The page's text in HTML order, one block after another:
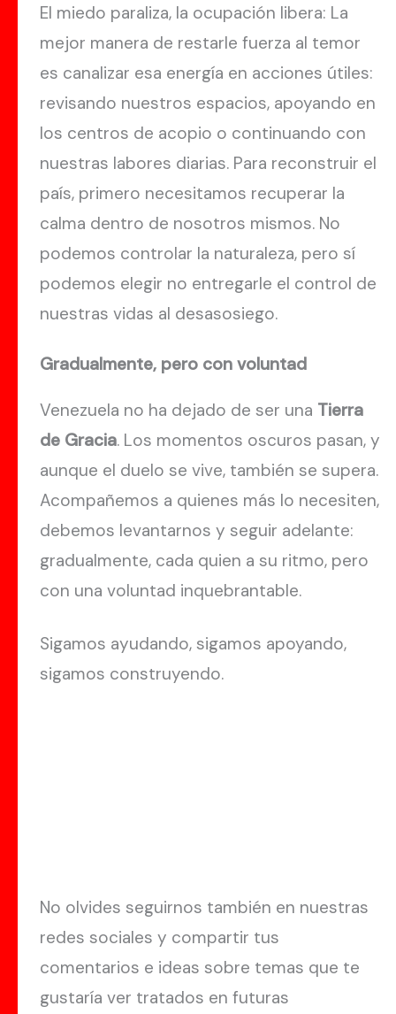
El miedo paraliza, la ocupación libera: La
mejor manera de restarle fuerza al temor
es canalizar esa energía en acciones útiles:
revisando nuestros espacios, apoyando en
los centros de acopio o continuando con
nuestras labores diarias. Para reconstruir el
país, primero necesitamos recuperar la
calma dentro de nosotros mismos. No
podemos controlar la naturaleza, pero sí
podemos elegir no entregarle el control de
nuestras vidas al desasosiego.
Gradualmente, pero con voluntad
Venezuela no ha dejado de ser una Tierra
de Gracia. Los momentos oscuros pasan, y
aunque el duelo se vive, también se supera.
Acompañemos a quienes más lo necesiten,
debemos levantarnos y seguir adelante:
gradualmente, cada quien a su ritmo, pero
con una voluntad inquebrantable.
Sigamos ayudando, sigamos apoyando,
sigamos construyendo.
No olvides seguirnos también en nuestras
redes sociales y compartir tus
comentarios e ideas sobre temas que te
gustaría ver tratados en futuras